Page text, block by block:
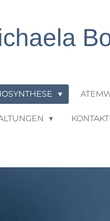
KONTAKT